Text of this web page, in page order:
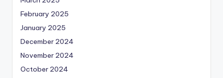
February 2025
January 2025
December 2024
November 2024
October 2024